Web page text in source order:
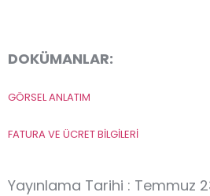
DOKÜMANLAR:
GÖRSEL ANLATIM
FATURA VE ÜCRET BİLGİLERİ
Yayınlama Tarihi : Temmuz